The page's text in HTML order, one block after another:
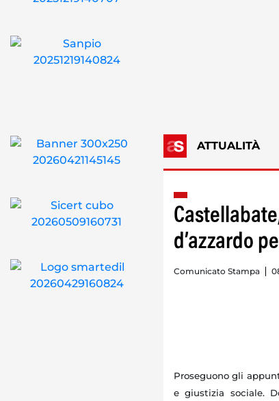
ATTUALITÀ
d’azzardo
Comunicato Stampa
Proseguono gli
e giustizia sociale.